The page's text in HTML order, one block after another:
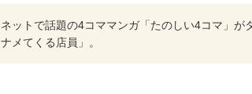
ネットで話題の4コママンガ「たのしい4コマ」
ナメてくる店員」。